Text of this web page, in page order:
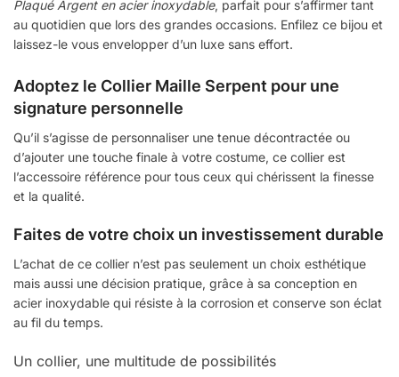
Plaqué Argent en acier inoxydable, parfait pour s’affirmer tant
au quotidien que lors des grandes occasions. Enfilez ce bijou et
laissez-le vous envelopper d’un luxe sans effort.
Adoptez le Collier Maille Serpent pour une
signature personnelle
Qu’il s’agisse de personnaliser une tenue décontractée ou
d’ajouter une touche finale à votre costume, ce collier est
l’accessoire référence pour tous ceux qui chérissent la finesse
et la qualité.
Faites de votre choix un investissement durable
L’achat de ce collier n’est pas seulement un choix esthétique
mais aussi une décision pratique, grâce à sa conception en
acier inoxydable qui résiste à la corrosion et conserve son éclat
au fil du temps.
Un collier, une multitude de possibilités